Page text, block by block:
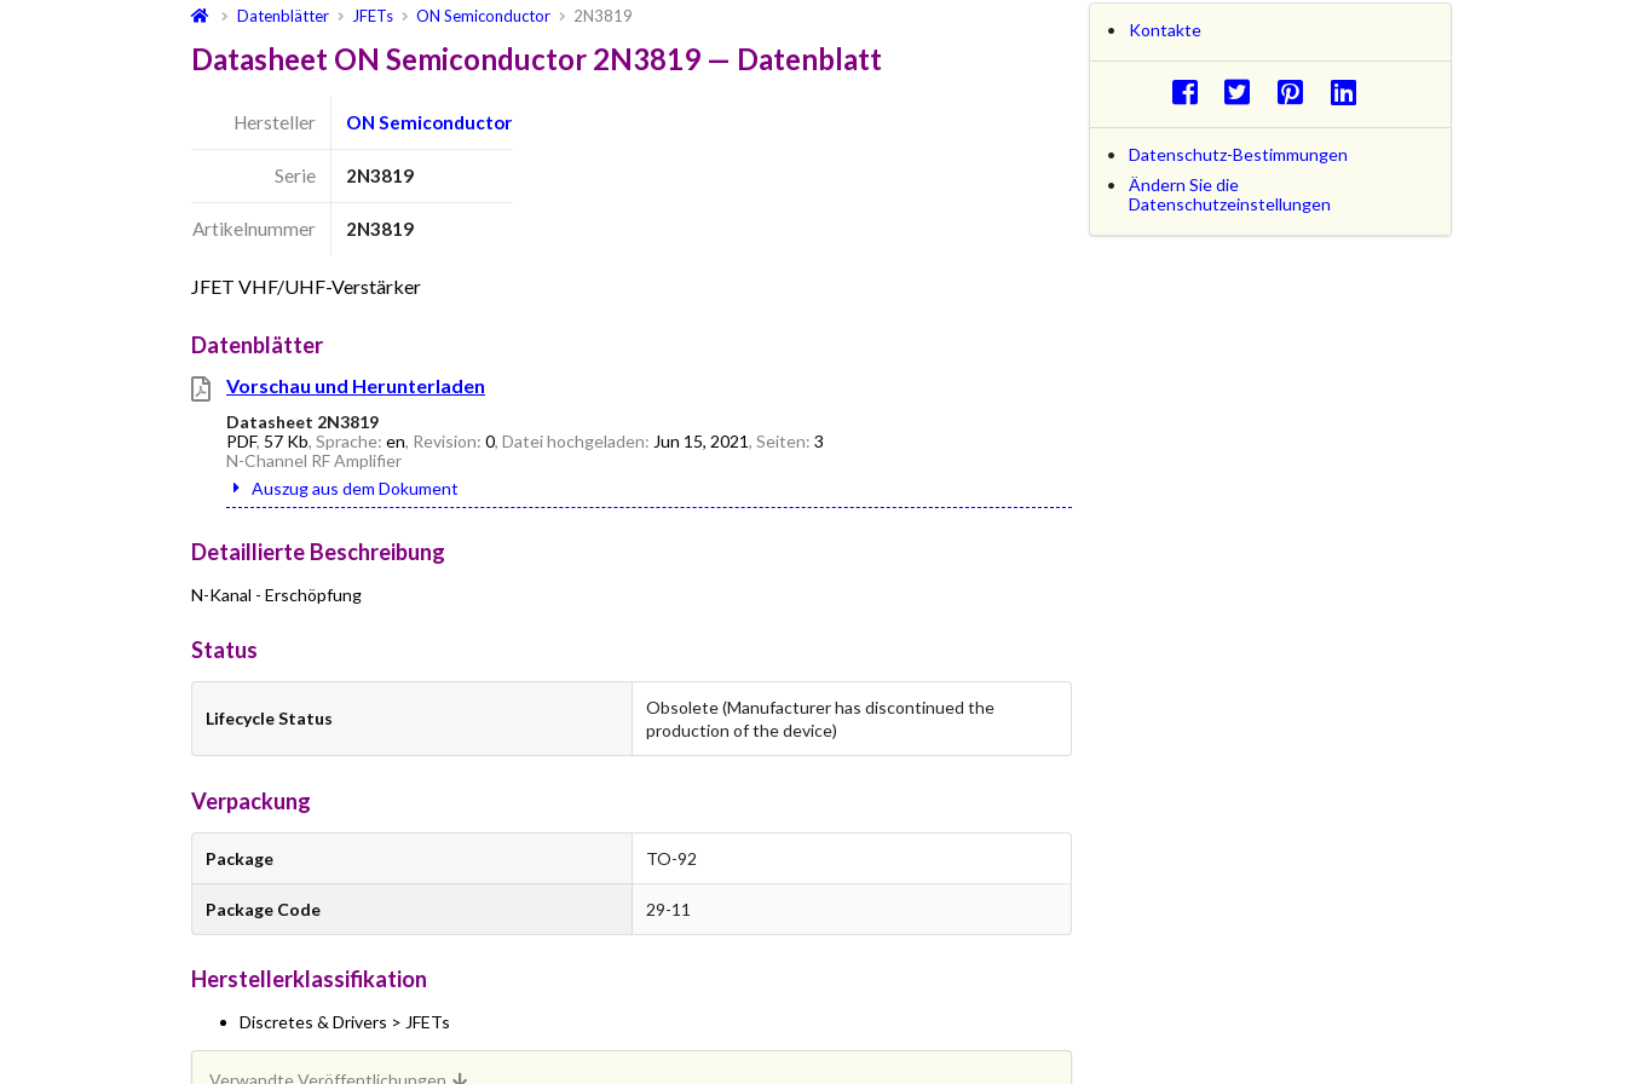
Datenblätter JFETs ON Semiconductor 2N3819
Datasheet ON Semiconductor 2N3819 — Datenblatt
Hersteller ON Semiconductor
Serie 2N3819
Artikelnummer 2N3819
JFET VHF/UHF-Verstärker
Datenblätter
Vorschau und Herunterladen
Datasheet 2N3819
PDF, 57 Kb, Sprache: en, Revision: 0, Datei hochgeladen: Jun 15, 2021, Seiten: 3
N-Channel RF Amplifier
Auszug aus dem Dokument
Detaillierte Beschreibung
N-Kanal - Erschöpfung
Status
Lifecycle Status
Obsolete (Manufacturer has discontinued the
production of the device)
Verpackung
Package TO-92
Package Code 29-11
Herstellerklassifikation
Discretes & Drivers > JFETs
Verwandte Veröffentlichungen
Kontakte
Datenschutz-Bestimmungen
Ändern Sie die
Datenschutzeinstellungen